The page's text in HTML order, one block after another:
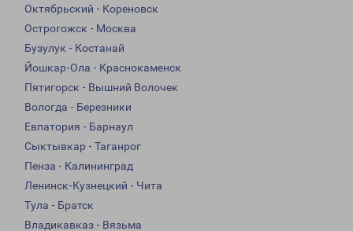
Октябрьский - Кореновск
Острогожск - Москва
Бузулук - Костанай
Йошкар-Ола - Краснокаменск
Пятигорск - Вышний Волочек
Вологда - Березники
Евпатория - Барнаул
Сыктывкар - Таганрог
Пенза - Калининград
Ленинск-Кузнецкий - Чита
Тула - Братск
Владикавказ - Вязьма